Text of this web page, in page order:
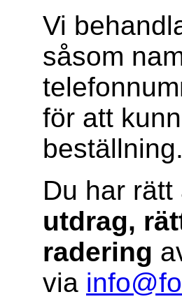
Vi
såsom
för att
Du har
utdrag,
radering
via